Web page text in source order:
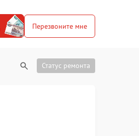
Перезвоните мне
Статус ремонта